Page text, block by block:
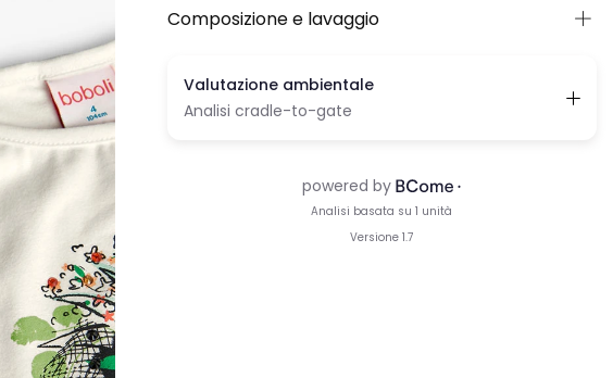
Composizione e lavaggio